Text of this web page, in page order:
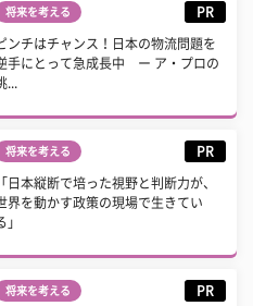
将来を考える PR
ンチはチャンス！日本の物流問題を
手にとって急成長中 ー ア・プロの
...
将来を考える PR
「日本縦断で培った視野と判断力が、
界を動かす政策の現場で生きてい
」
将来を考える PR